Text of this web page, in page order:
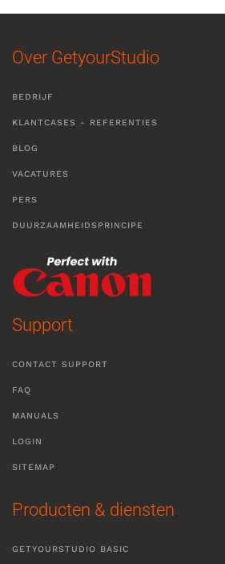
Over GetyourStudio
BEDRIJF
KLANTCASES - REFERENTIES
BLOG
VACATURES
PERS
DUURZAAMHEIDSPRINCIPE
Support
CONTACT SUPPORT
FAQ
MANUALS
LOGIN
SITEMAP
Producten & diensten
GETYOURSTUDIO BASIC